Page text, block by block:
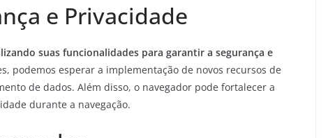
e Privacidade
suas funcionalidades para garantir a segurança e
podemos esperar a implementação de novos recursos de
de dados. Além disso, o navegador pode fortalecer a
durante a navegação.